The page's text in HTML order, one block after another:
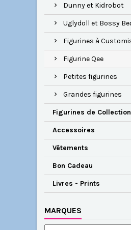
Dunny et Kidrobot
Uglydoll et Bossy
Figurines à
Figurine Qee
Petites figurines
Grandes figurines
Figurines de Collection
Accessoires
Vêtements
Bon Cadeau
Livres - Prints
MARQUES